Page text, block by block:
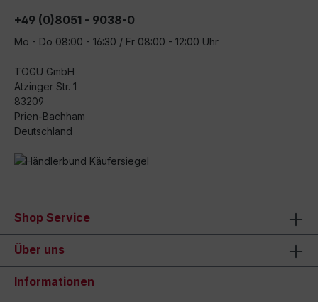
+49 (0)8051 - 9038-0
Mo - Do 08:00 - 16:30 / Fr 08:00 - 12:00 Uhr
TOGU GmbH
Atzinger Str. 1
83209
Prien-Bachham
Deutschland
Shop Service
Über uns
Informationen